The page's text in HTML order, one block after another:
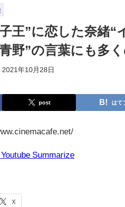
王”に恋した奈緒“
野”の言葉にも多
2021年10月28日
post はて
Summarize
X